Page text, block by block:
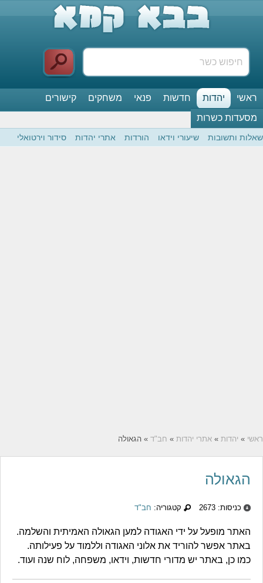
ראשי יהדות חדשות פנאי משחקים
קישורים
מסעדות כשרות
שאלות ותשובות שיעורי וידאו הורדות אתרי יהדות סידור וירטואלי
ראשי » יהדות » אתרי יהדות » חב"ד » הגאולה
הגאולה
כניסות: 2673 קטגוריה: חב"ד
האתר מופעל על ידי האגודה למען הגאולה האמיתית והשלמה.
באתר אפשר להוריד את אלוני האגודה וללמוד על פעילותה.
כמו כן, באתר יש מדורי חדשות, וידאו, משפחה, לוח שנה ועוד.